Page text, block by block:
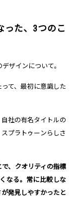
った、3つのこ
ザインについて。
て、最初に意識した
社の有名タイトルの
プラトゥーンらしさ
で、クオリティの指標
なる。常に比較しな
発見しやすかったと